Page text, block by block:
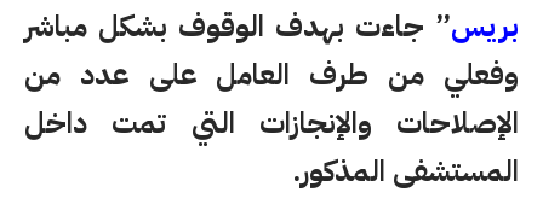
بريس” جاءت بهدف الوقوف بشكل مباشر
وفعلي من طرف العامل على عدد من
الإصلاحات والإنجازات التي تمت داخل
المستشفى المذكور.